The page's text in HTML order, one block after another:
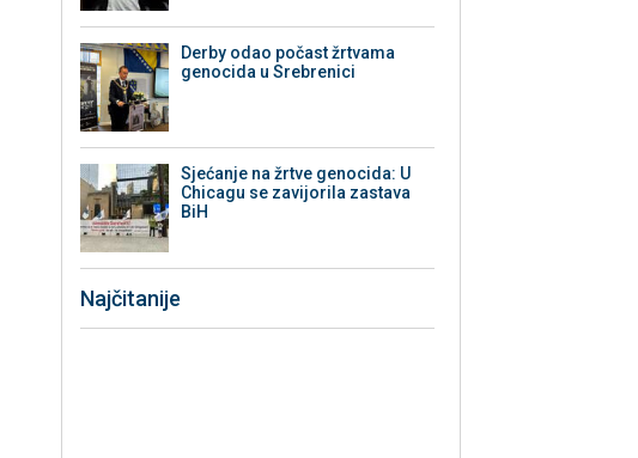
Derby odao počast žrtvama
genocida u Srebrenici
Sjećanje na žrtve genocida: U
Chicagu se zavijorila zastava
BiH
Najčitanije